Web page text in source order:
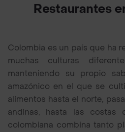
Restaurantes
Colombia es un país que ha
muchas culturas
manteniendo su propio
amazónico en el que se
alimentos hasta el norte,
andinas, hasta las costas
colombiana combina tanto